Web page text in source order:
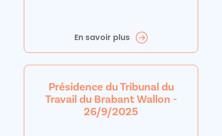
En savoir plus
Présidence du Tribunal du
Travail du Brabant Wallon -
26/9/2025